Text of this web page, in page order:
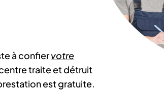
à confiervotre
traite et détruit
est gratuite.